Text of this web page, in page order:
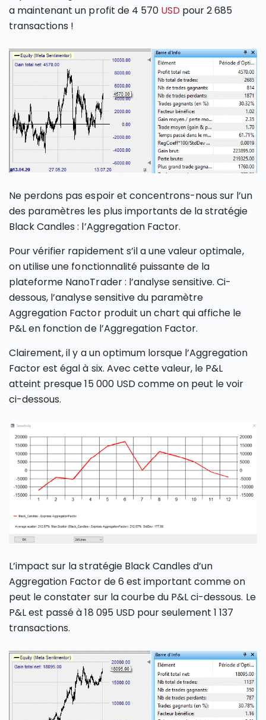
a maintenant un profit de 4 570 USD pour 2 685
transactions !
Ne perdons pas espoir et concentrons-nous sur l’un
des paramètres les plus importants de la stratégie
Black Candles : l’Aggregation Factor.
Pour vérifier rapidement s’il a une valeur optimale,
on utilise une fonctionnalité puissante de la
plateforme NanoTrader : l’analyse sensitive. Ci-
dessous, l’analyse sensitive du paramètre
Aggregation Factor produit un chart qui affiche le
P&L en fonction de l’Aggregation Factor.
Clairement, il y a un optimum lorsque l’Aggregation
Factor est égal à six. Avec cette valeur, le P&L
atteint presque 15 000 USD comme on peut le voir
ci-dessous.
L’impact sur la stratégie Black Candles d’un
Aggregation Factor de 6 est important comme on
peut le constater sur la courbe du P&L ci-dessous. Le
P&L est passé à 18 095 USD pour seulement 1 137
transactions.